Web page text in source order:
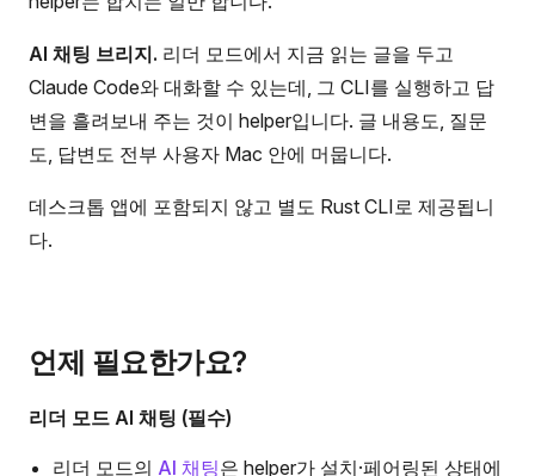
AI 채팅 브리지. 리더 모드에서 지금 읽는 글을 두고
Claude Code와 대화할 수 있는데, 그 CLI를 실행하고 답
변을 흘려보내 주는 것이 helper입니다. 글 내용도, 질문
도, 답변도 전부 사용자 Mac 안에 머뭅니다.
데스크톱 앱에 포함되지 않고 별도 Rust CLI로 제공됩니
다.
언제 필요한가요?
리더 모드 AI 채팅 (필수)
리더 모드의 AI 채팅은 helper가 설치·페어링된 상태에